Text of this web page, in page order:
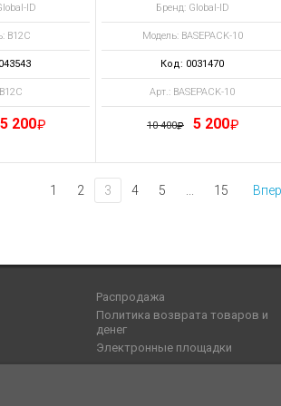
ID
B12C
5 200
Бренд: Global-ID
Модель: BASEPACK-10
Код: 0031470
Арт.: BASEPACK-10
10 400 5 200
1 2 3 4 5 15
Распродажа
Политика возврата товаров и
денег
Электронные площадки